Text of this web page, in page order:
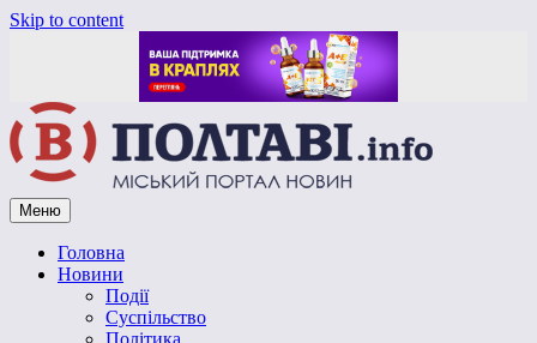
Skip to content
Vpoltave.info
Полтавський портал новин
Меню
Головна
Новини
Події
Суспільство